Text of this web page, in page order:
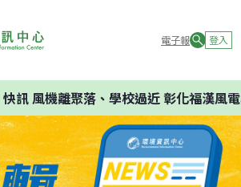
電子報 登入
快訊風機離聚落、學校過近 彰化福漢風電